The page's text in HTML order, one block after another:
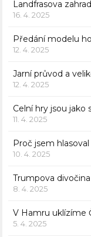
Landfrasova
16. 4. 2025
Předání modelu
12. 4. 2025
Jarní průvod a
12. 4. 2025
Celní hry jsou jako
11. 4. 2025
Proč jsem
10. 4. 2025
Trumpova divočina
8. 4. 2025
V Hamru uklízíme
5. 4. 2025